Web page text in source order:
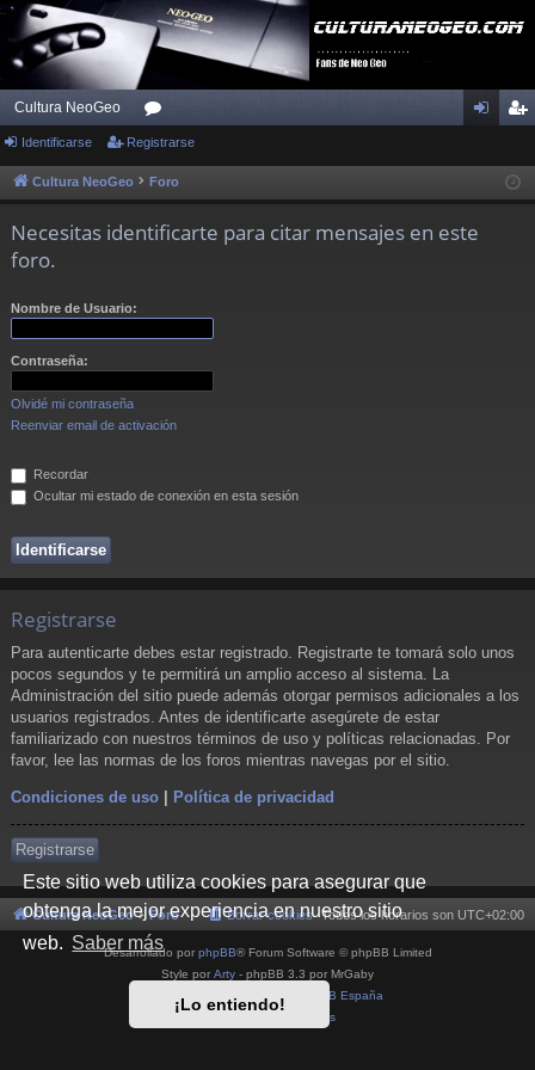
Este sitio web utiliza cookies para asegurar que
obtenga la mejor experiencia en nuestro sitio
web. Saber más
¡Lo entiendo!
Cultura NeoGeo
or
os ist
Identificarse Registrarse
Cultura NeoGeo Foro
Necesitas identificarte para citar mensajes en este
foro.
Nombre de Usuario:
Contraseña:
Olvidé mi contraseña
Reenviar email de activación
Recordar
Ocultar mi estado de conexión en esta sesión
Registrarse
Para autenticarte debes estar registrado. Registrarte te tomará solo unos
pocos segundos y te permitirá un amplio acceso al sistema. La
Administración del sitio puede además otorgar permisos adicionales a los
usuarios registrados. Antes de identificarte asegúrete de estar
familiarizado con nuestros términos de uso y políticas relacionadas. Por
favor, lee las normas de los foros mientras navegas por el sitio.
Condiciones de uso Política de privacidad
Registrarse
Cultura NeoGeo Foro Todos los horarios son UTC+02:00
Borrar cookies
Desarrollado por phpBB® Forum Software © phpBB Limited
Style por Arty - phpBB 3.3 por MrGaby
phpBB España
Condiciones